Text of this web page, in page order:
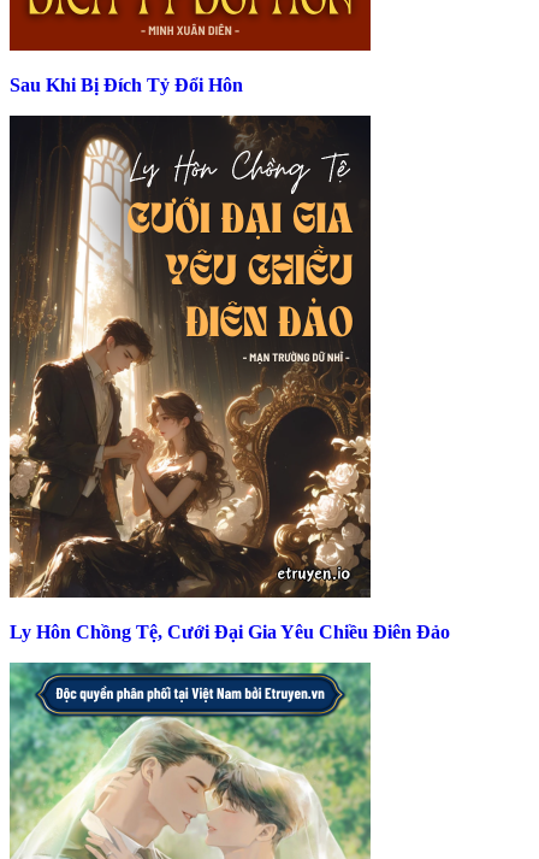
Sau Khi Bị Đích Tỷ Đổi Hôn
Ly Hôn Chồng Tệ, Cưới Đại Gia Yêu Chiều Điên Đảo